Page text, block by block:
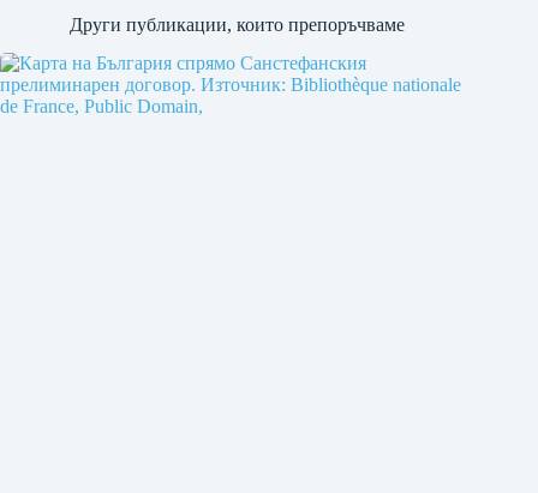
Други публикации, които препоръчваме